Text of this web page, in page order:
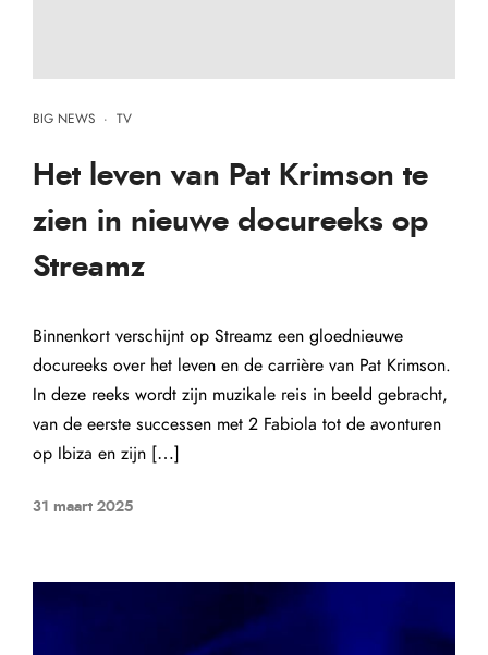
BIG NEWS · TV
Het leven van Pat Krimson te
zien in nieuwe docureeks op
Streamz
Binnenkort verschijnt op Streamz een gloednieuwe
docureeks over het leven en de carrière van Pat Krimson.
In deze reeks wordt zijn muzikale reis in beeld gebracht,
van de eerste successen met 2 Fabiola tot de avonturen
op Ibiza en zijn […]
31 maart 2025